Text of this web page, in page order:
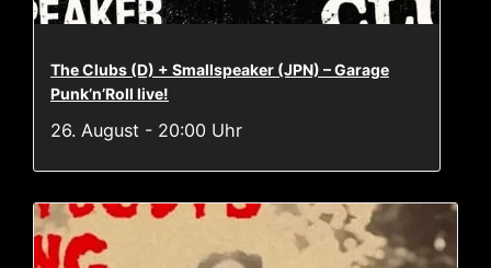
The Clubs (D) + Smallspeaker (JPN) – Garage
Punk’n’Roll live!
26. August - 20:00